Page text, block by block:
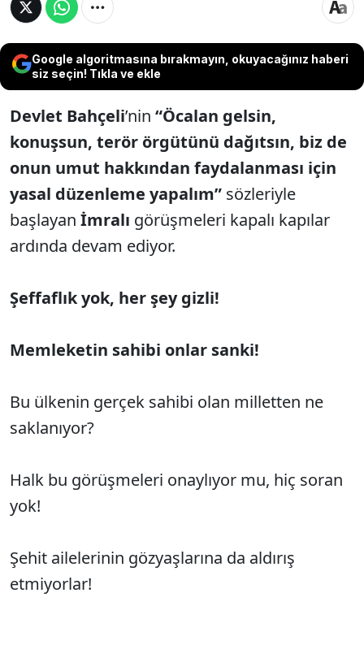
Google algoritmasına bırakmayın, okuyacağınız haberi
siz seçin! Tıkla ve ekle
Devlet Bahçeli’nin “Öcalan gelsin,
konuşsun, terör örgütünü dağıtsın, biz de
onun umut hakkından faydalanması için
yasal düzenleme yapalım” sözleriyle
başlayan İmralı görüşmeleri kapalı kapılar
ardında devam ediyor.
Şeffaflık yok, her şey gizli!
Memleketin sahibi onlar sanki!
Bu ülkenin gerçek sahibi olan milletten ne
saklanıyor?
Halk bu görüşmeleri onaylıyor mu, hiç soran
yok!
Şehit ailelerinin gözyaşlarına da aldırış
etmiyorlar!